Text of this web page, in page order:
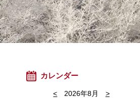
カレンダー
< 2026年8月 >